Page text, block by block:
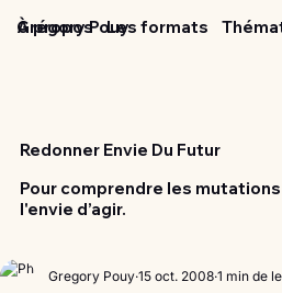
Grégory Pouy
À propos Les formats
Redonner Envie Du Futur
Pour comprendre les
l'envie d’agir.
Gregory Pouy 15 oct. 2008 1 min de